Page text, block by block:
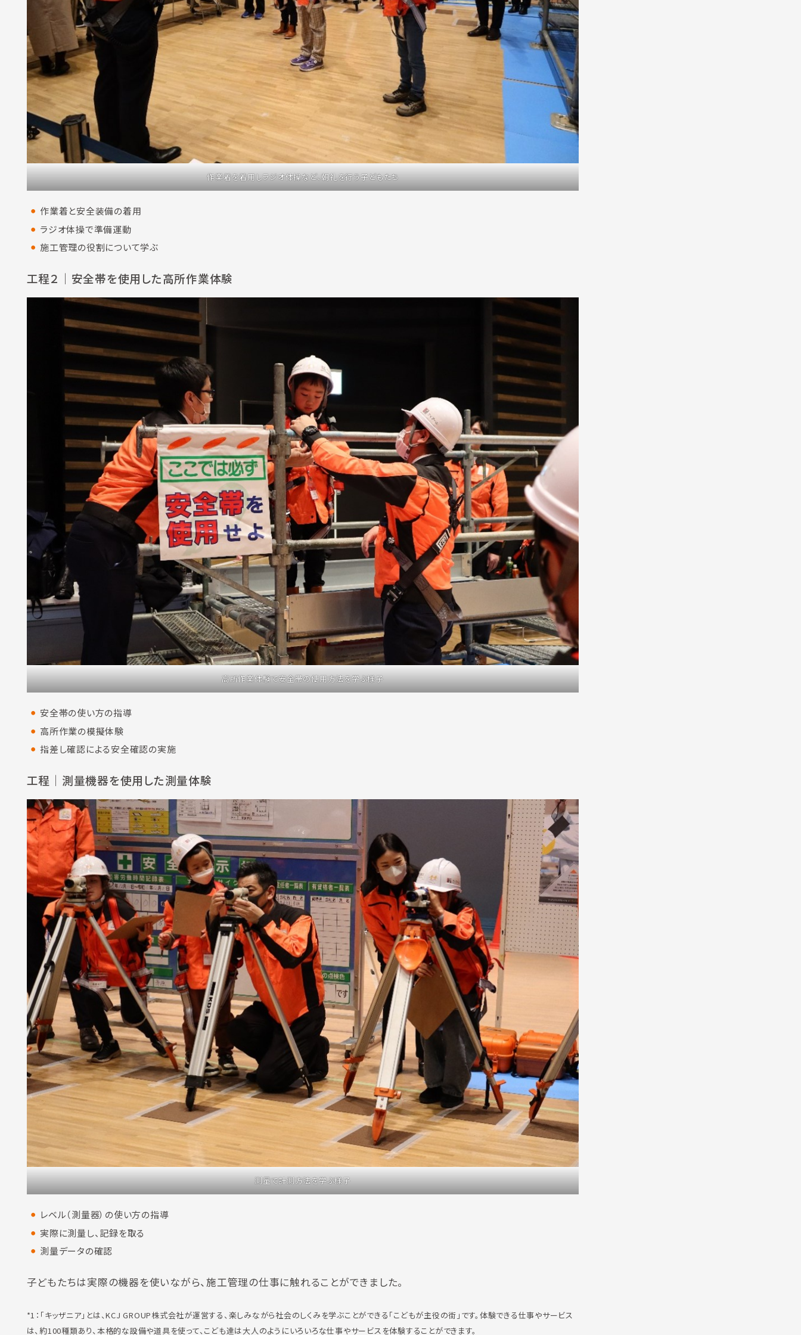
作業着を着用しラジオ体操など、朝礼を行う子どもたち
作業着と安全装備の着用
ラジオ体操で準備運動
施工管理の役割について学ぶ
工程２ ｜安全帯を使用した高所作業体験
高所作業体験で安全帯の使用方法を学ぶ様子
安全帯の使い方の指導
高所作業の模擬体験
指差し確認による安全確認の実施
工程 ｜測量機器を使用した測量体験
測量で計測方法を学ぶ様子
レベル（測量器）の使い方の指導
実際に測量し、記録を取る
測量データの確認
子どもたちは実際の機器を使いながら、施工管理の仕事に触れることができました。
*1：「キッザニア」とは、KCJ GROUP株式会社が運営する、楽しみながら社会のしくみを学ぶことができる「こどもが主役の街」です。体験できる仕事やサービス
は、約100種類あり、本格的な設備や道具を使って、こども達は大人のようにいろいろな仕事やサービスを体験することができます。